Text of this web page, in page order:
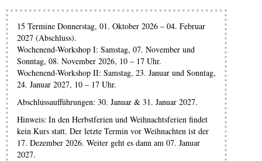
15 Termine Donnerstag, 01. Oktober 2026 – 04. Februar
2027 (Abschluss).
Wochenend-Workshop I: Samstag, 07. November und
Sonntag, 08. November 2026, 10 – 17 Uhr.
Wochenend-Workshop II: Samstag, 23. Januar und Sonntag,
24. Januar 2027, 10 – 17 Uhr.
Abschlussaufführungen: 30. Januar & 31. Januar 2027.
Hinweis: In den Herbstferien und Weihnachtsferien findet
kein Kurs statt. Der letzte Termin vor Weihnachten ist der
17. Dezember 2026. Weiter geht es dann am 07. Januar
2027.